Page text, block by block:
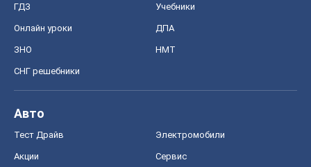
ГДЗ Учебники
Онлайн уроки ДПА
ЗНО НМТ
СНГ решебники
Авто
Тест Драйв Электромобили
Акции Сервис